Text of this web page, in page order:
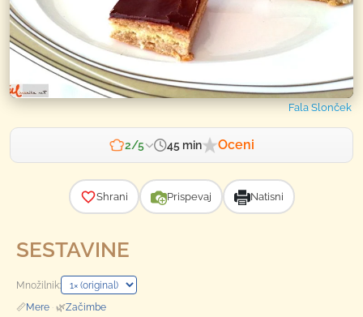
Fala Slonček
2/5 45 min Oceni
Shrani Prispevaj Natisni
SESTAVINE
Množilnik:
📏Mere · 🌿Začimbe